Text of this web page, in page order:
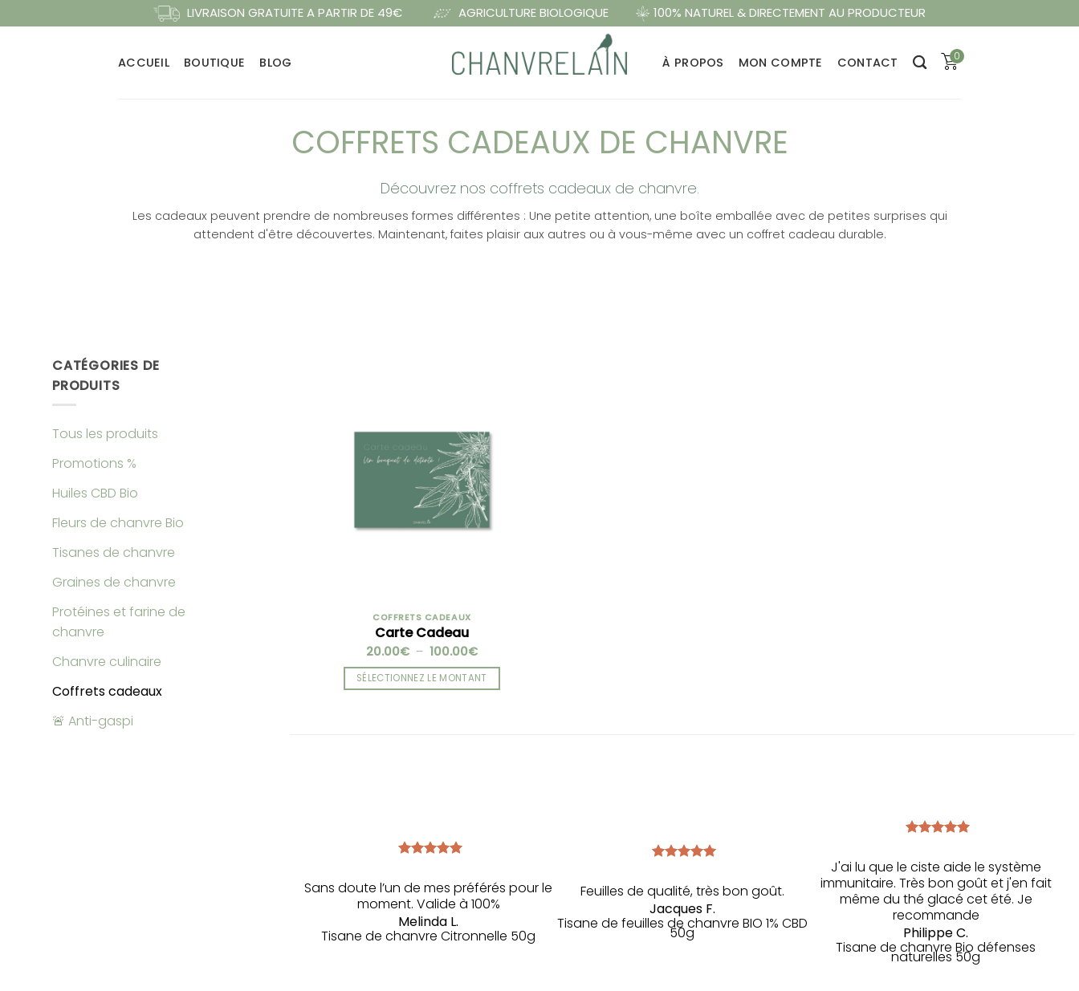
au
LIVRAISON GRATUITE A PARTIR DE 49€ AGRICULTURE BIOLOGIQUE 100% NATUREL & DIRECTEMENT AU PRODUCTEUR
ACCUEIL BOUTIQUE BLOG À PROPOS MON COMPTE CONTACT 0
COFFRETS CADEAUX DE CHANVRE
Découvrez nos coffrets cadeaux de chanvre.
Les cadeaux peuvent prendre de nombreuses formes différentes : Une petite attention, une boîte emballée avec de petites surprises qui
attendent d'être découvertes. Maintenant, faites plaisir aux autres ou à vous-même avec un coffret cadeau durable.
CATÉGORIES DE
PRODUITS
Tous les produits
Promotions %
Huiles CBD Bio
Fleurs de chanvre Bio
Tisanes de chanvre
Graines de chanvre
Protéines et farine de
chanvre
Chanvre culinaire
Coffrets cadeaux
🚨 Anti-gaspi
COFFRETS CADEAUX
Carte Cadeau
20.00€ – 100.00€Plage
prix :
20.00€
SÉLECTIONNEZ LE MONTANT
être
sur
la
page
du
Sans doute l’un de mes préférés pour le
moment. Valide à 100%
Melinda L.
Tisane de chanvre Citronnelle 50g
Feuilles de qualité, très bon goût.
Jacques F.
Tisane de feuilles de chanvre BIO 1% CBD
50g
J'ai lu que le ciste aide le système
immunitaire. Très bon goût et j'en fait
même du thé glacé cet été. Je
recommande
Philippe C.
Tisane de chanvre Bio défenses
naturelles 50g